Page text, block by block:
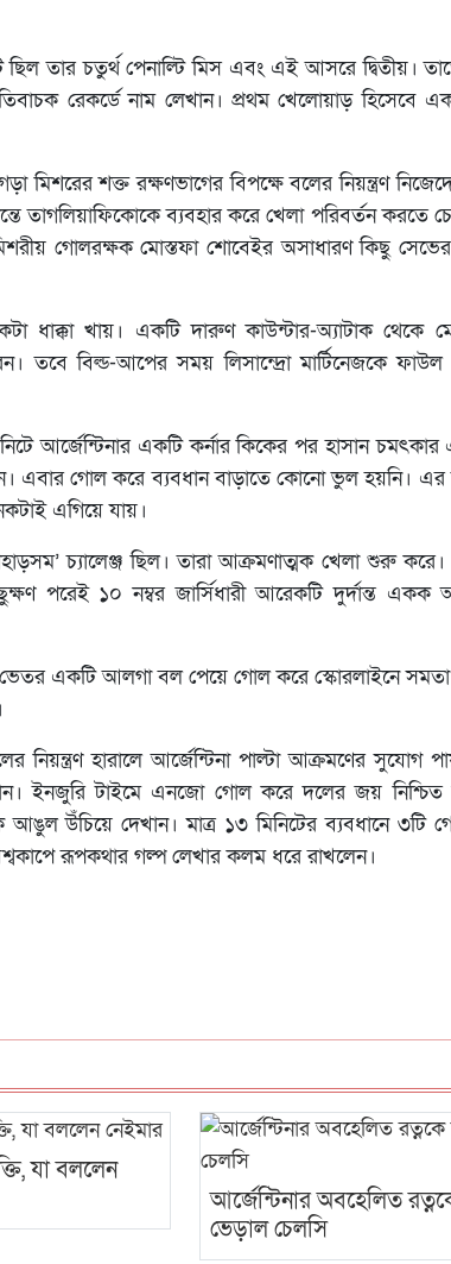
তার চতুর্থ পেনাল্টি মিস এবং এই আসরে দ্বিতীয়।
রেকর্ডে নাম লেখান। প্রথম খেলোয়াড় হিসেবে
মিশরের শক্ত রক্ষণভাগের বিপক্ষে বলের নিয়ন্ত্রণ
তাগলিয়াফিকোকে ব্যবহার করে খেলা পরিবর্তন করতে
গোলরক্ষক মোস্তফা শোবেইর অসাধারণ কিছু
ধাক্কা খায়। একটি দারুণ কাউন্টার-অ্যাটাক থেকে
তবে বিল্ড-আপের সময় লিসান্দ্রো মার্টিনেজকে ফাউল
আর্জেন্টিনার একটি কর্নার কিকের পর হাসান
এবার গোল করে ব্যবধান বাড়াতে কোনো ভুল হয়নি। এর
এগিয়ে যায়।
চ্যালেঞ্জ ছিল। তারা আক্রমণাত্মক খেলা শুরু
পরেই ১০ নম্বর জার্সিধারী আরেকটি দুর্দান্ত একক
ভেতর একটি আলগা বল পেয়ে গোল করে স্কোরলাইনে
হারালে আর্জেন্টিনা পাল্টা আক্রমণের সুযোগ
ইনজুরি টাইমে এনজো গোল করে দলের জয়
আঙুল উঁচিয়ে দেখান। মাত্র ১৩ মিনিটের ব্যবধানে
রূপকথার গল্প লেখার কলম ধরে রাখলেন।
যা বললেন
আর্জেন্টিনার অবহেলিত
ভেড়াল চেলসি